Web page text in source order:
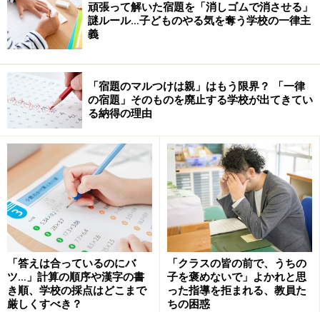
感想を引き出しやすい言葉がけ
その1 「何故、この本を読もうと思ったの？」
本を選択した理由を考え、先ずは自分がこの本に興味や
関心を持った動機を振り返りましょう。
その2 「主人公はどんな人？」
中心人物（動物や擬人化された物）を明確にし、その個
性を把握しましょう。
その3 「主人公がしたことのなかで、どんなことが『す
ごいなぁ！』」と感じた？」
主人公の言動で感心、感歎したところを言葉で表現しま
頑張って解いた宿題を「消しゴムで消させる」
謎ルール…子どものやる気を奪う学校の一律主
義
「宿題のマルつけは親」はもう限界？ 「一律
の宿題」そのものを廃止する学校が出てきてい
る納得の理由
「答えは合っているのにバ
ツ…」計算の順序や漢字の書
き順、学校の採点はどこまで
厳しくすべき？
「クラスの皆の前で、うちの
子を褒めないで」よかれと思
った指導を拒まれる、教員た
ちの困惑